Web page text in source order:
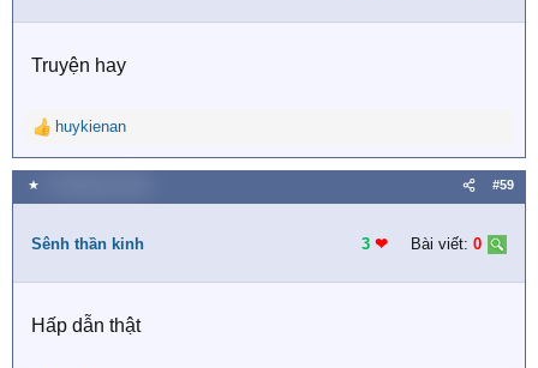
n
Truyện hay
R
e
a
c
i
n
:
huykienan
★ #59
Sênh thần kinh 3 ❤︎ Bài viết: 0
Hấp dẫn thật